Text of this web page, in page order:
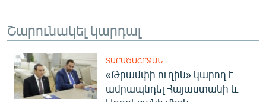
Շարունակել կարդալ
ՏԱՐԱԾԱՇՐՋԱՆ
«Թրամփի ուղին» կարող է
ամրապնդել Հայաստանի և